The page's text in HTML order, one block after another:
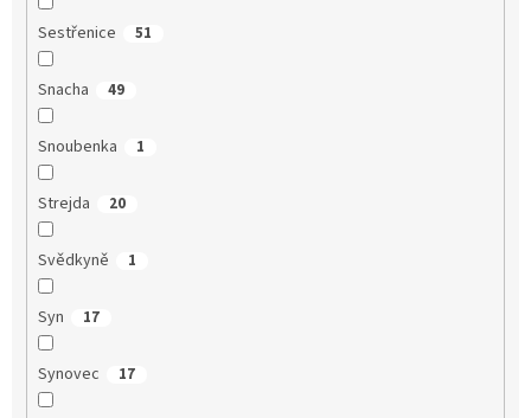
Sestřenice 51
Snacha 49
Snoubenka 1
Strejda 20
Svědkyně 1
Syn 17
Synovec 17